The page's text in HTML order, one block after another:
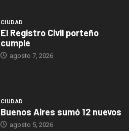
CIUDAD
El Registro Civil porteño
cumple
agosto 7, 2026
CIUDAD
Buenos Aires sumó 12 nuevos
agosto 5, 2026